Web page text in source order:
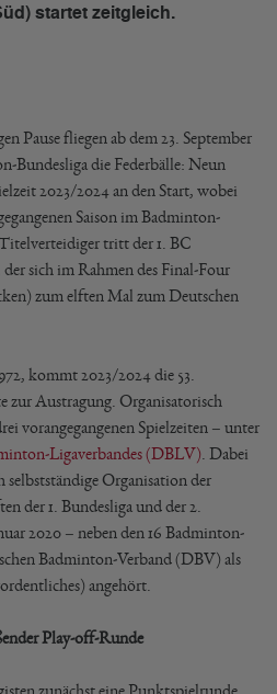
startet zeitgleich.
Pause fliegen ab dem 23. September
Bundesliga die Federbälle: Neun
2023/2024 an den Start, wobei
Saison im Badminton-
tritt der 1. BC
sich im Rahmen des Final-Four
zum elften Mal zum Deutschen
kommt 2023/2024 die 53.
zur Austragung. Organisatorisch
vorangegangenen Spielzeiten – unter
Ligaverbandes (DBLV) . Dabei
selbstständige Organisation der
der 1. Bundesliga und der 2.
2020 – neben den 16 Badminton-
Badminton-Verband (DBV) als
angehört.
Play-off-Runde
zunächst eine Punktspielrunde